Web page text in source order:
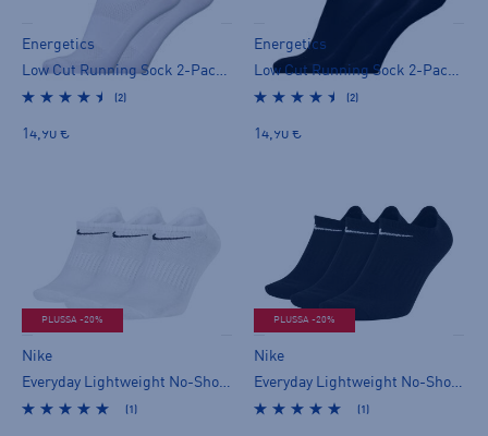
Energetics
Low Cut Running Sock 2-Pack - miesten varrettomat sukat
(2)
14,90 €
Energetics
Low Cut Running Sock 2-Pack - miesten varrettomat sukat
(2)
14,90 €
PLUSSA -20%
Nike
Everyday Lightweight No-Show - miesten varrettomat sukat
(1)
PLUSSA -20%
Nike
Everyday Lightweight No-Show - miesten varrettomat sukat
(1)